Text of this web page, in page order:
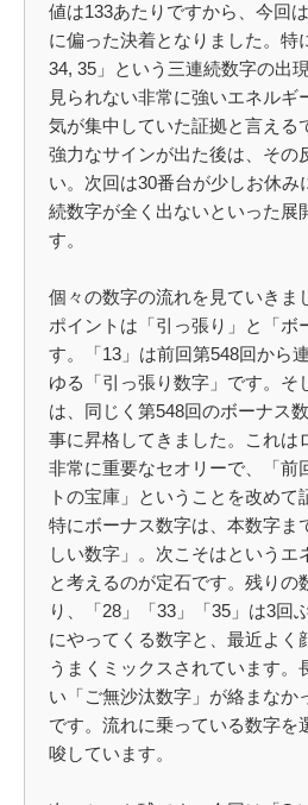
値は133あたりですから、今回
に偏った決着となりました。特
34, 35」という三連続数字の出
見られない非常に強いエネルギ
気が集中していた証拠と言える
強力なサインが出た後は、その
い。次回は30番台が少しお休み
続数字が全く出ないといった展
す。
個々の数字の流れを見ていきま
ポイントは「引っ張り」と「ボ
す。「13」は前回第548回から
ゆる「引っ張り数字」です。そ
は、同じく第548回のボーナス
事に昇格してきました。これは
非常に重要なセオリーで、「前
トの宝庫」ということを改めて
特にボーナス数字は、本数字ま
しい数字」。次こそはというエ
と考えるのが定石です。残りの
り、「28」「33」「35」は3回
にやってくる数字と、最近よく
うまくミックスされています。
い「ご無沙汰数字」が絡まなか
です。流れに乗っている数字を
唆しています。